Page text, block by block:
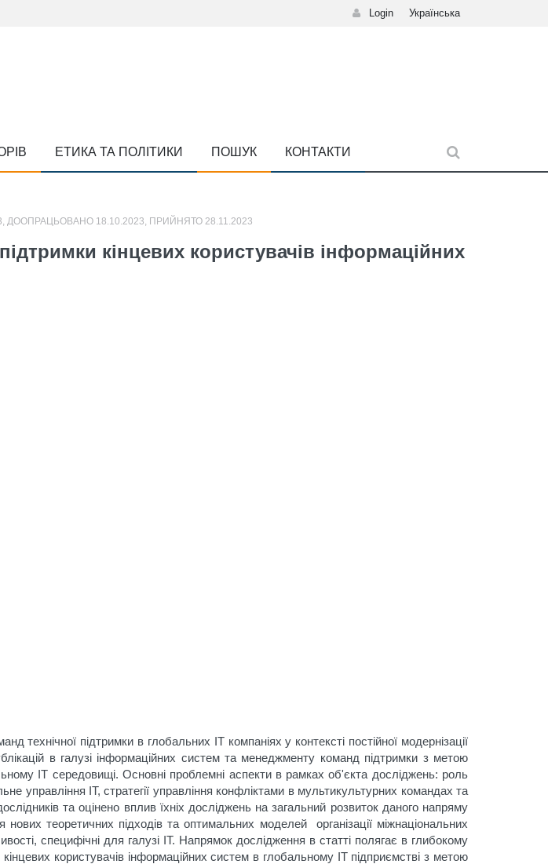
Login Українська
ЕТИКА ТА ПОЛІТИКИ ПОШУК КОНТАКТИ
ДООПРАЦЬОВАНО 18.10.2023, ПРИЙНЯТО 28.11.2023
кінцевих користувачів інформаційних
технічної підтримки в глобальних ІТ компаніях у контексті постійної модернізації
в галузі інформаційних систем та менеджменту команд підтримки з метою
ІТ середовищі. Основні проблемні аспекти в рамках об'єкта досліджень: роль
управління ІТ, стратегії управління конфліктами в мультикультурних командах та
та оцінено вплив їхніх досліджень на загальний розвиток даного напряму
теоретичних підходів та оптимальних моделей організації міжнаціональних
специфічні для галузі ІТ. Напрямок дослідження в статті полягає в глибокому
користувачів інформаційних систем в глобальному ІТ підприємстві з метою